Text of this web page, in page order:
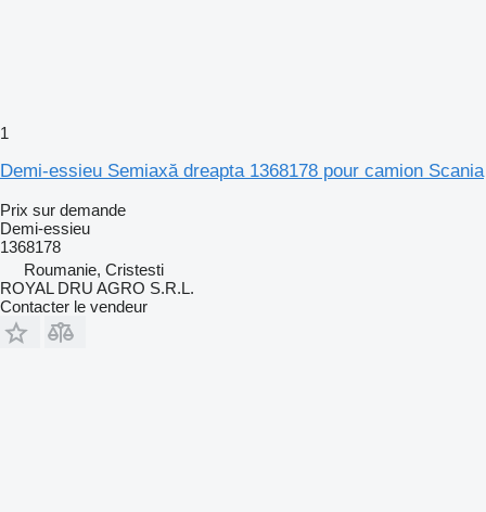
1
Demi-essieu Semiaxă dreapta 1368178 pour camion Scania
Prix sur demande
Demi-essieu
1368178
Roumanie, Cristesti
ROYAL DRU AGRO S.R.L.
Contacter le vendeur